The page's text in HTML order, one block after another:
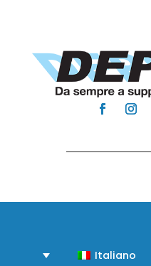
Italiano